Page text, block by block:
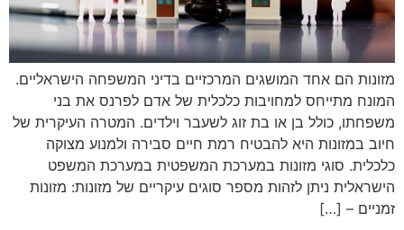
מזונות הם אחד המושגים המרכזיים בדיני המשפחה הישראליים.
המונח מתייחס למחויבות כלכלית של אדם לפרנס את בני
משפחתו, כולל בן או בת זוג לשעבר וילדים. המטרה העיקרית של
חיוב במזונות היא להבטיח רמת חיים סבירה ולמנוע מצוקה
כלכלית. סוגי מזונות במערכת המשפטית במערכת המשפט
הישראלית ניתן לזהות מספר סוגים עיקריים של מזונות: מזונות
זמניים – […]